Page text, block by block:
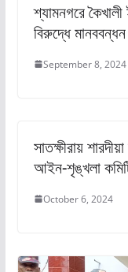
শ্যামনগরে কৈখালী
বিরুদ্ধে
September 8, 2024
সাতক্ষীরায়
আইন-শৃঙ্খলা
October 6, 2024